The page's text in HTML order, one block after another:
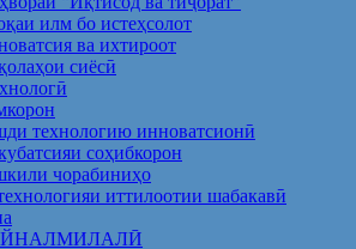
илм бо истеҳсолот
ва ихтироот
сиёсӣ
технологию инноватсионӣ
соҳибкорон
чорабиниҳо
иттилоотии шабакавӣ